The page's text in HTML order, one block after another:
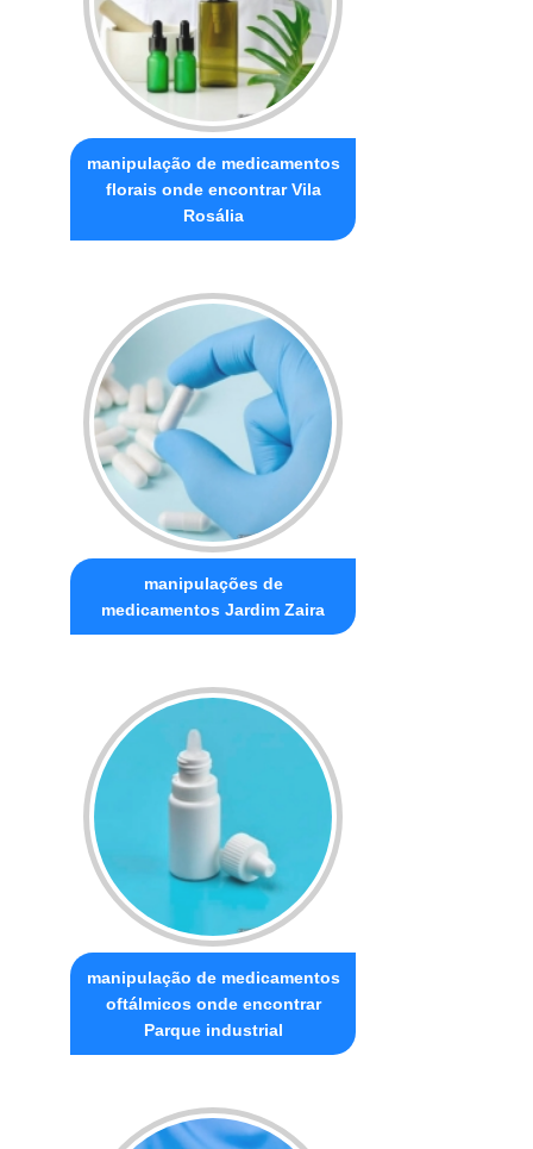
manipulação de medicamentos
florais onde encontrar Vila
Rosália
manipulações de
medicamentos Jardim Zaira
manipulação de medicamentos
oftálmicos onde encontrar
Parque industrial